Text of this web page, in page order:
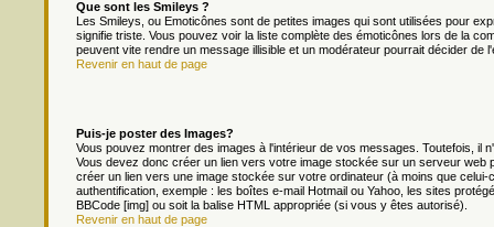
Que sont les Smileys ?
Les Smileys, ou Emoticônes sont de petites images qui sont utilisées pour
signifie triste. Vous pouvez voir la liste complète des émoticônes lors de la
peuvent vite rendre un message illisible et un modérateur pourrait décider de
Revenir en haut de page
Puis-je poster des Images?
Vous pouvez montrer des images à l'intérieur de vos messages. Toutefois,
Vous devez donc créer un lien vers votre image stockée sur un serveur web
créer un lien vers une image stockée sur votre ordinateur (à moins que
authentification, exemple : les boîtes e-mail Hotmail ou Yahoo, les sites
BBCode [img] ou soit la balise HTML appropriée (si vous y êtes autorisé).
Revenir en haut de page